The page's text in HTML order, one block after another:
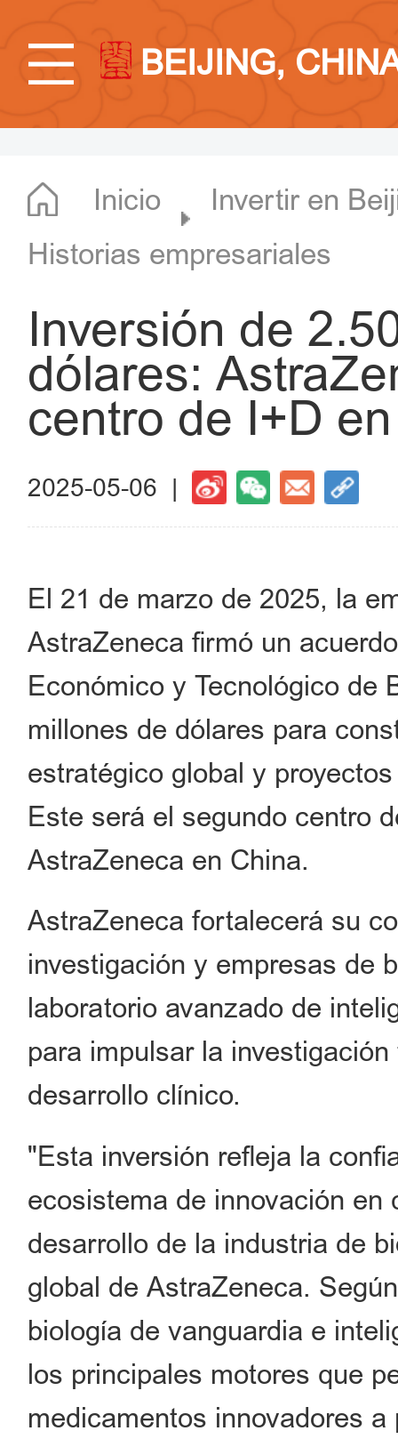
BEIJING,
Inicio
Invertir en
Historias empresariales
Inversión de
dólares:
centro de I+D
2025-05-06 |
El 21 de marzo de 2025, la
AstraZeneca firmó un
Económico y Tecnológico de
millones de dólares para
estratégico global y
Este será el segundo centro
AstraZeneca en China.
AstraZeneca fortalecerá su
investigación y empresas de
laboratorio avanzado de
para impulsar la
desarrollo clínico.
"Esta inversión refleja la
ecosistema de innovación
desarrollo de la industria de
global de AstraZeneca.
biología de vanguardia e
los principales motores que
medicamentos innovadores